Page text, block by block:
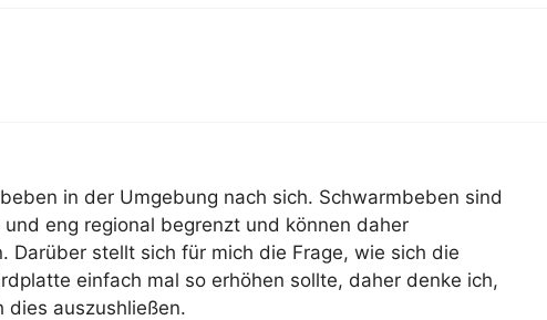
in der Umgebung nach sich. Schwarmbeben sind
eng regional begrenzt und können daher
Darüber stellt sich für mich die Frage, wie sich die
einfach mal so erhöhen sollte, daher denke ich,
dies auszushließen.